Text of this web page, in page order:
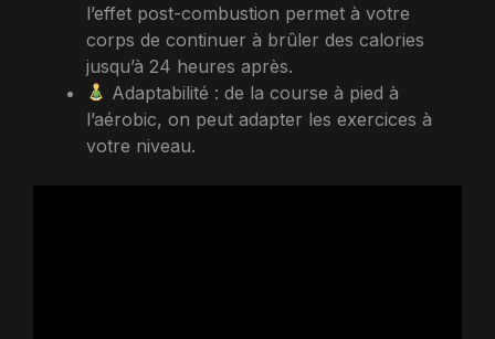
l’effet post-combustion permet à votre
corps de continuer à brûler des calories
jusqu’à 24 heures après.
Adaptabilité : de la course à pied à
l’aérobic, on peut adapter les exercices à
votre niveau.